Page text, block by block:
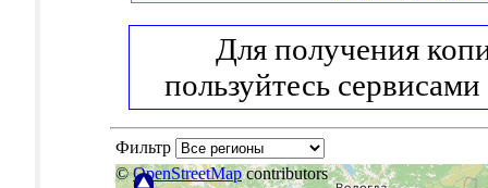
Для получения
пользуйтесь сервисами
Фильтр
©OpenStreetMapcontributors